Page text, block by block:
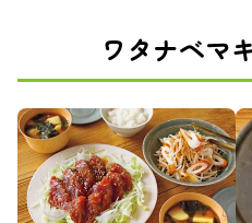
ワタナベマ